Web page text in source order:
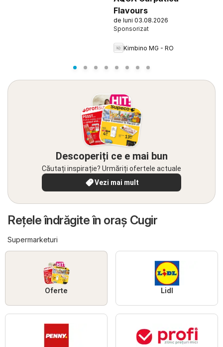
Flavours
de luni 03.08.2026
Kimbino MG - RO
Descoperiți ce e mai bun
Căutați inspirație? Urmăriți ofertele actuale
Vezi mai mult
Reţele îndrăgite în oraş Cugir
Supermarketuri
Oferte Lidl